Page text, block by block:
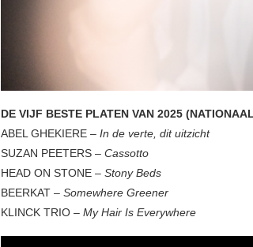
DE VIJF BESTE PLATEN VAN 2025
ABEL GHEKIERE – In de verte, dit uitzicht
SUZAN PEETERS – Cassotto
HEAD ON STONE – Stony Beds
BEERKAT – Somewhere Greener
KLINCK TRIO – My Hair Is Everywhere